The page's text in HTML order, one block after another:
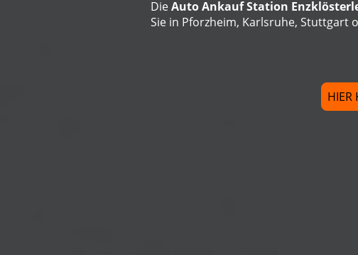
DieAuto Ankauf Station
Sie in Pforzheim, Karlsruhe, Stuttgart
HIER